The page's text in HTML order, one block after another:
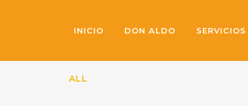
INICIO DON ALDO SERVICIOS
ALL